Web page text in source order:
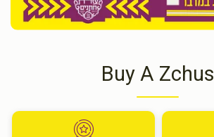
Buy A Zchus